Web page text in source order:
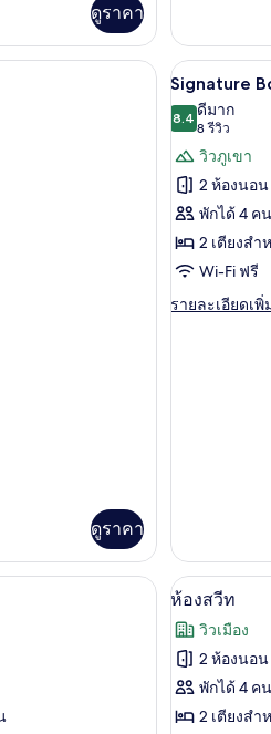
ดูราคา
กับ
Premier
Deluxe
Twin
เป็ด, ตู้นิรภัยในห้องพัก, โต๊ะทำงาน, ผ้าม่าน
ดูราคา
เปิด
ภาพถ่าย
ทั้งหมด
ของ
Signature
Botanik
Suite
(Namsan
View)
9
Signature
8.48.4 จาก 10
ดีมาก
8 รีวิว
(8
รีวิว)
วิวภูเขา
2 ห้องนอน
พักได้ 4 คน
2 เตียงส
Wi-Fi ฟรี
รายละเอียดเพิ่
ราย
เป็ด, ตู้นิรภัยในห้องพัก, โต๊ะทำงาน, ผ้าม่าน
เปิด
ภาพถ่าย
ทั้งหมด
ของ
ห้อง
9
ห้องสวีท
วิวเมือง
2 ห้องนอน
พักได้ 4 คน
2 เตียงส